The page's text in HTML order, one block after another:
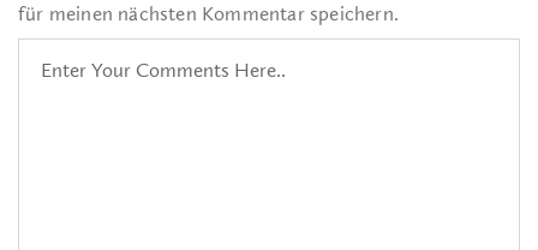
für meinen nächsten Kommentar speichern.